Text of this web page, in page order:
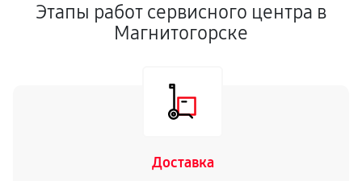
Этапы работ сервисного центра в
Магнитогорске
Доставка